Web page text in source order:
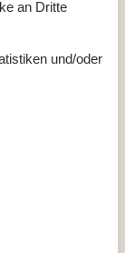
an Dritte
und/oder